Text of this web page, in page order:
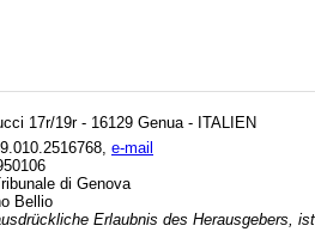
17r/19r - 16129 Genua - ITALIEN
e-mail
di Genova
Bellio
Erlaubnis des Herausgebers,